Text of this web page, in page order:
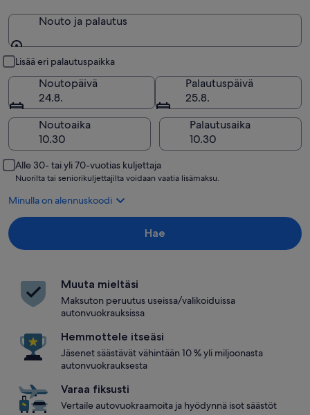
Nouto ja palautus
Lisää eri palautuspaikka
Noutopäivä
24.8.
Palautuspäivä
25.8.
Noutoaika
Palautusaika
Alle 30- tai yli 70-vuotias kuljettaja
Nuorilta tai seniorikuljettajilta voidaan vaatia lisämaksu.
Minulla on alennuskoodi
Hae
Muuta mieltäsi
Maksuton peruutus useissa/valikoiduissa
autonvuokrauksissa
Hemmottele itseäsi
Jäsenet säästävät vähintään 10 % yli miljoonasta
autonvuokrauksesta
Varaa fiksusti
Vertaile autovuokraamoita ja hyödynnä isot säästöt